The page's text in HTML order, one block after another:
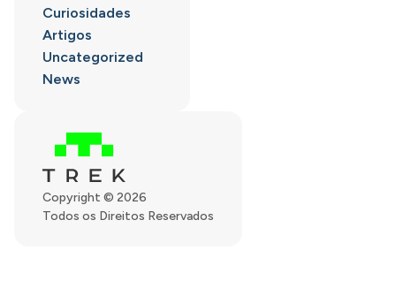
Copyright © 2026
Todos os Direitos Reservados
Curiosidades
Artigos
Uncategorized
News